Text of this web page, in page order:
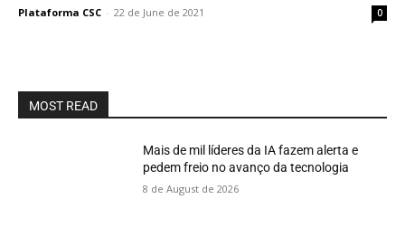
Plataforma CSC - 22 de June de 2021 0
MOST READ
Mais de mil líderes da IA fazem alerta e
pedem freio no avanço da tecnologia
8 de August de 2026